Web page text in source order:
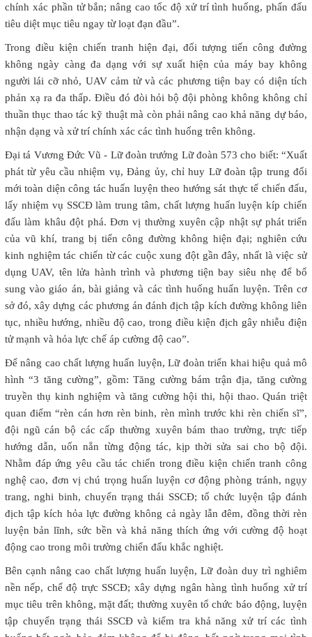
chính xác phần tử bắn; nâng cao tốc độ xử trí tình huống, phấn đấu
tiêu diệt mục tiêu ngay từ loạt đạn đầu”.
Trong điều kiện chiến tranh hiện đại, đối tượng tiến công đường
không ngày càng đa dạng với sự xuất hiện của máy bay không
người lái cỡ nhỏ, UAV cảm tử và các phương tiện bay có diện tích
phản xạ ra đa thấp. Điều đó đòi hỏi bộ đội phòng không không chỉ
thuần thục thao tác kỹ thuật mà còn phải nâng cao khả năng dự báo,
nhận dạng và xử trí chính xác các tình huống trên không.
Đại tá Vương Đức Vũ - Lữ đoàn trưởng Lữ đoàn 573 cho biết: “Xuất
phát từ yêu cầu nhiệm vụ, Đảng ủy, chỉ huy Lữ đoàn tập trung đổi
mới toàn diện công tác huấn luyện theo hướng sát thực tế chiến đấu,
lấy nhiệm vụ SSCĐ làm trung tâm, chất lượng huấn luyện kíp chiến
đấu làm khâu đột phá. Đơn vị thường xuyên cập nhật sự phát triển
của vũ khí, trang bị tiến công đường không hiện đại; nghiên cứu
kinh nghiệm tác chiến từ các cuộc xung đột gần đây, nhất là việc sử
dụng UAV, tên lửa hành trình và phương tiện bay siêu nhẹ để bổ
sung vào giáo án, bài giảng và các tình huống huấn luyện. Trên cơ
sở đó, xây dựng các phương án đánh địch tập kích đường không liên
tục, nhiều hướng, nhiều độ cao, trong điều kiện địch gây nhiễu điện
tử mạnh và hỏa lực chế áp cường độ cao”.
Để nâng cao chất lượng huấn luyện, Lữ đoàn triển khai hiệu quả mô
hình “3 tăng cường”, gồm: Tăng cường bám trận địa, tăng cường
truyền thụ kinh nghiệm và tăng cường hội thi, hội thao. Quán triệt
quan điểm “rèn cán hơn rèn binh, rèn mình trước khi rèn chiến sĩ”,
đội ngũ cán bộ các cấp thường xuyên bám thao trường, trực tiếp
hướng dẫn, uốn nắn từng động tác, kịp thời sửa sai cho bộ đội.
Nhằm đáp ứng yêu cầu tác chiến trong điều kiện chiến tranh công
nghệ cao, đơn vị chú trọng huấn luyện cơ động phòng tránh, ngụy
trang, nghi binh, chuyển trạng thái SSCĐ; tổ chức luyện tập đánh
địch tập kích hỏa lực đường không cả ngày lẫn đêm, đồng thời rèn
luyện bản lĩnh, sức bền và khả năng thích ứng với cường độ hoạt
động cao trong môi trường chiến đấu khắc nghiệt.
Bên cạnh nâng cao chất lượng huấn luyện, Lữ đoàn duy trì nghiêm
nền nếp, chế độ trực SSCĐ; xây dựng ngân hàng tình huống xử trí
mục tiêu trên không, mặt đất; thường xuyên tổ chức báo động, luyện
tập chuyển trạng thái SSCĐ và kiểm tra khả năng xử trí các tình